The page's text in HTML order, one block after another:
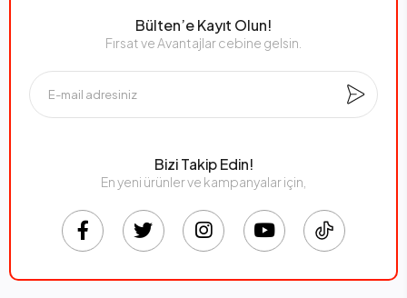
Bülten’e Kayıt Olun!
Fırsat ve Avantajlar cebine gelsin.
Bizi Takip Edin!
En yeni ürünler ve kampanyalar için,